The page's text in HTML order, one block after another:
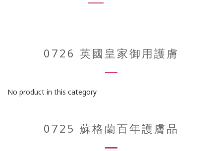
0726 英國皇家御用護膚
No product in this category
0725 蘇格蘭百年護膚品